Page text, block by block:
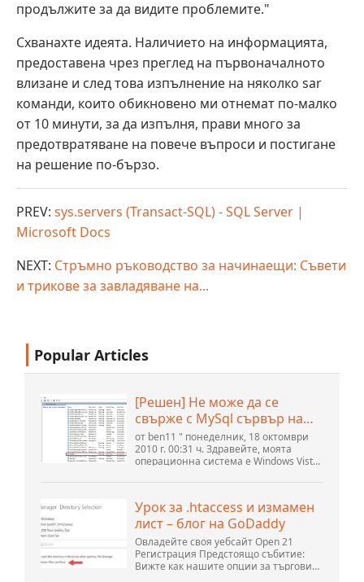
продължите за да видите проблемите."
Схванахте идеята. Наличието на информацията,
предоставена чрез преглед на първоначалното
влизане и след това изпълнение на няколко sar
команди, които обикновено ми отнемат по-малко
от 10 минути, за да изпълня, прави много за
предотвратяване на повече въпроси и постигане
на решение по-бързо.
PREV: sys.servers (Transact-SQL) - SQL Server |
Microsoft Docs
NEXT: Стръмно ръководство за начинаещи: Съвети
и трикове за завладяване на...
Popular Articles
[Решен] Не може да се
свърже с MySql сървър на
localhost (10061) (Вижте
темата) * Форум на
общността на Apache
OpenOffice
от ben11 " понеделник, 18 октомври
2010 г. 00:31 ч. Здравейте, моята
операционна система е Windows Vista
се да настроя връзка към MySQL база
данни openOffice.org 3. .
Урок за .htaccess и измамен
лист – блог на GoDaddy
Овладейте своя уебсайт Open 21
Регистрация Предстоящо събитие:
Вижте как нашите опции за търговия